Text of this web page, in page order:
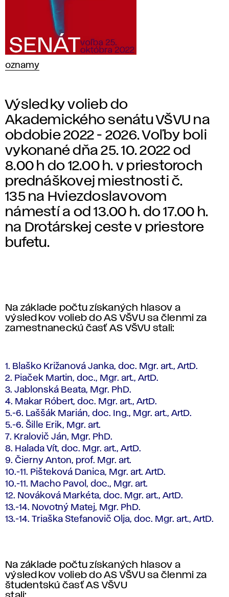
oznamy
Výsledky volieb do
Akademického senátu VŠVU na
obdobie 2022 - 2026. Voľby boli
vykonané dňa 25. 10. 2022 od
8.00 h do 12.00 h. v priestoroch
prednáškovej miestnosti č.
135 na Hviezdoslavovom
námestí a od 13.00 h. do 17.00 h.
na Drotárskej ceste v priestore
bufetu.
Na základe počtu získaných hlasov a
výsledkov volieb do AS VŠVU sa členmi za
zamestnaneckú časť AS VŠVU stali:
1. Blaško Križanová Janka, doc. Mgr. art., ArtD.
2. Piaček Martin, doc., Mgr. art., ArtD.
3. Jablonská Beata, Mgr. PhD.
4. Makar Róbert, doc. Mgr. art., ArtD.
5.-6. Laššák Marián, doc. Ing., Mgr. art., ArtD.
5.-6. Šille Erik, Mgr. art.
7. Kralovič Ján, Mgr. PhD.
8. Halada Vít, doc. Mgr. art., ArtD.
9. Čierny Anton, prof. Mgr. art.
10.-11. Pišteková Danica, Mgr. art. ArtD.
10.-11. Macho Pavol, doc., Mgr. art.
12. Nováková Markéta, doc. Mgr. art., ArtD.
13.-14. Novotný Matej, Mgr. PhD.
13.-14. Triaška Stefanovič Olja, doc. Mgr. art., ArtD.
Na základe počtu získaných hlasov a
výsledkov volieb do AS VŠVU sa členmi za
študentskú časť AS VŠVU